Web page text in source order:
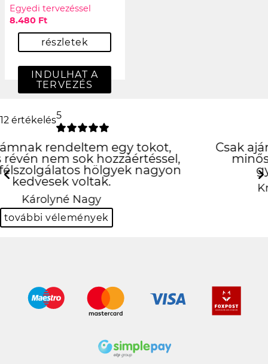
Egyedi tervezéssel
8.480 Ft
részletek
INDULHAT A
TERVEZÉS
12 értékelés5
Csak ajánlani tudom! Precíz munka, jó
minőségű tok! És mindez szuper
gyorsan! Köszönöm!!! ❤️
Krisztina Kovácsné Mihalik
Previous
további vélemények